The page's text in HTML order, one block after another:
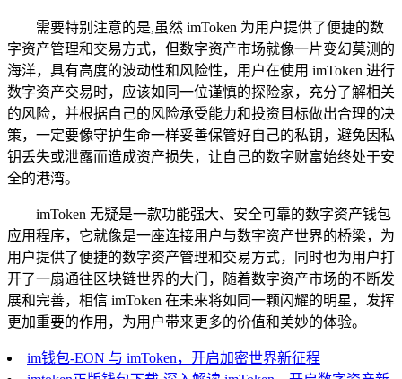
需要特别注意的是,虽然 imToken 为用户提供了便捷的数
字资产管理和交易方式，但数字资产市场就像一片变幻莫测的
海洋，具有高度的波动性和风险性，用户在使用 imToken 进行
数字资产交易时，应该如同一位谨慎的探险家，充分了解相关
的风险，并根据自己的风险承受能力和投资目标做出合理的决
策，一定要像守护生命一样妥善保管好自己的私钥，避免因私
钥丢失或泄露而造成资产损失，让自己的数字财富始终处于安
全的港湾。
imToken 无疑是一款功能强大、安全可靠的数字资产钱包
应用程序，它就像是一座连接用户与数字资产世界的桥梁，为
用户提供了便捷的数字资产管理和交易方式，同时也为用户打
开了一扇通往区块链世界的大门，随着数字资产市场的不断发
展和完善，相信 imToken 在未来将如同一颗闪耀的明星，发挥
更加重要的作用，为用户带来更多的价值和美妙的体验。
im钱包-EON 与 imToken，开启加密世界新征程